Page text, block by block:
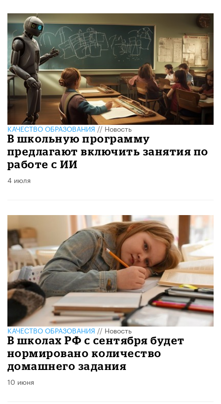
КАЧЕСТВО ОБРАЗОВАНИЯ//Новость
В школьную программу
предлагают включить занятия по
работе с ИИ
4 июля
КАЧЕСТВО ОБРАЗОВАНИЯ//Новость
В школах РФ с сентября будет
нормировано количество
домашнего задания
10 июня